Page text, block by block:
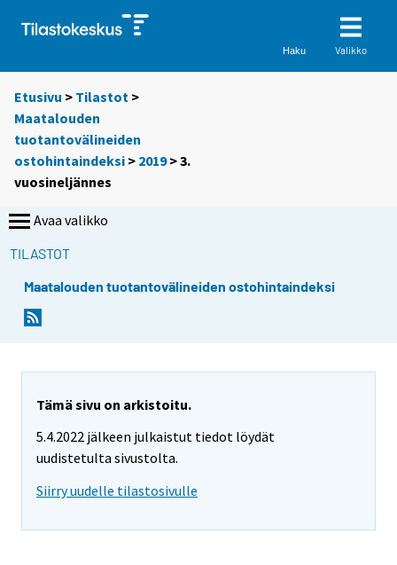
Haku Valikko
Etusivu > Tilastot >
Maatalouden
tuotantovälineiden
ostohintaindeksi > 2019>3.
vuosineljännes
Avaa valikko
TILASTOT
Maatalouden tuotantovälineiden ostohintaindeksi
Tämä sivu on arkistoitu.
5.4.2022 jälkeen julkaistut tiedot löydät
uudistetulta sivustolta.
Siirry uudelle tilastosivulle